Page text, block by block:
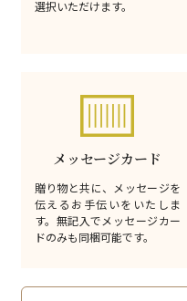
選択いただけます。
メッセージカード
贈り物と共に、メッセージを
伝えるお手伝いをいたしま
す。無記入でメッセージカー
ドのみも同梱可能です。